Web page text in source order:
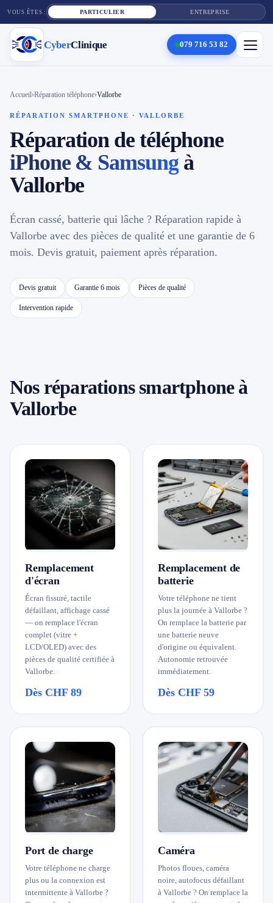
VOUS ÊTES : PARTICULIER ENTREPRISE
CyberClinique 079 716 53 82
Cyber Clinique
Services
Réparation téléphone
Tarifs
Blog
Contact
📱 Réparation téléphone par marque
Gros-de-Vaud
Jura & Plateau 4
Hors zone
→ Toutes les zones d'intervention (21 villes)
079 716 53 82
Accueil›Réparation téléphone›Vallorbe
RÉPARATION SMARTPHONE · VALLORBE
Réparation de téléphone
iPhone & Samsungà
Vallorbe
Écran cassé, batterie qui lâche ? Réparation rapide à
Vallorbe avec des pièces de qualité et une garantie de 6
mois. Devis gratuit, paiement après réparation.
Devis gratuit Garantie 6 mois Pièces de qualité
Intervention rapide
Nos réparations smartphone à
Vallorbe
Remplacement
d'écran
Écran fissuré, tactile
défaillant, affichage cassé
— on remplace l'écran
complet (vitre +
LCD/OLED) avec des
pièces de qualité certifiée à
Vallorbe.
Dès CHF 89
Remplacement de
batterie
Votre téléphone ne tient
plus la journée à Vallorbe ?
On remplace la batterie par
une batterie neuve
d'origine ou équivalent.
Autonomie retrouvée
immédiatement.
Dès CHF 59
Port de charge
Votre téléphone ne charge
plus ou la connexion est
intermittente à Vallorbe ?
Caméra
Photos floues, caméra
noire, autofocus défaillant
à Vallorbe ? On remplace la